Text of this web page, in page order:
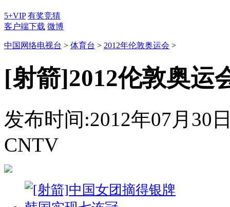
5+VIP 有奖竞猜
客户端下载 微博
中国网络电视台 > 体育台 > 2012年伦敦奥运会 >
[射箭]2012伦敦奥运
发布时间:2012年07月30
CNTV